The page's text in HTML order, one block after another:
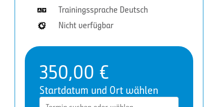
Trainingssprache Deutsch
Nicht verfügbar
350,00 €
Startdatum und Ort wählen